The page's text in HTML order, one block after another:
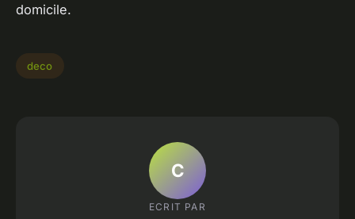
domicile.
deco
C
ECRIT PAR